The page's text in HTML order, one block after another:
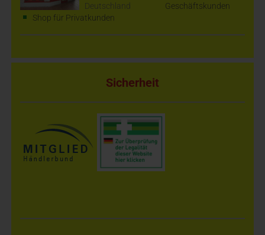
Deutschland
Geschäftskunden
Shop für Privatkunden
Sicherheit